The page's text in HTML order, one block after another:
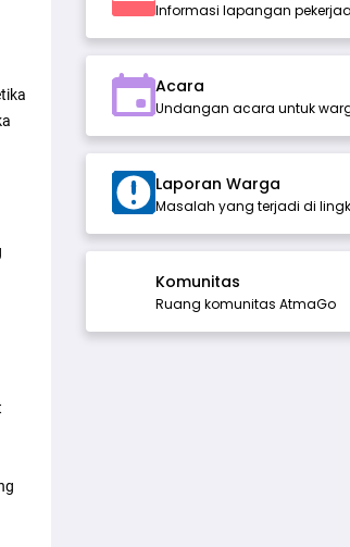
Informasi lapangan
Acara
Undangan acara untuk
Laporan Warga
Masalah yang terjadi di
Komunitas
Ruang komunitas AtmaGo